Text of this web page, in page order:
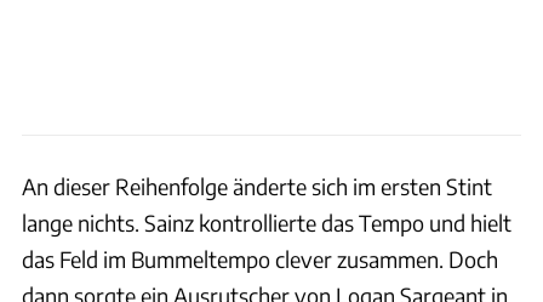
An dieser Reihenfolge änderte sich im ersten Stint
lange nichts. Sainz kontrollierte das Tempo und hielt
das Feld im Bummeltempo clever zusammen. Doch
dann sorgte ein Ausrutscher von Logan Sargeant in